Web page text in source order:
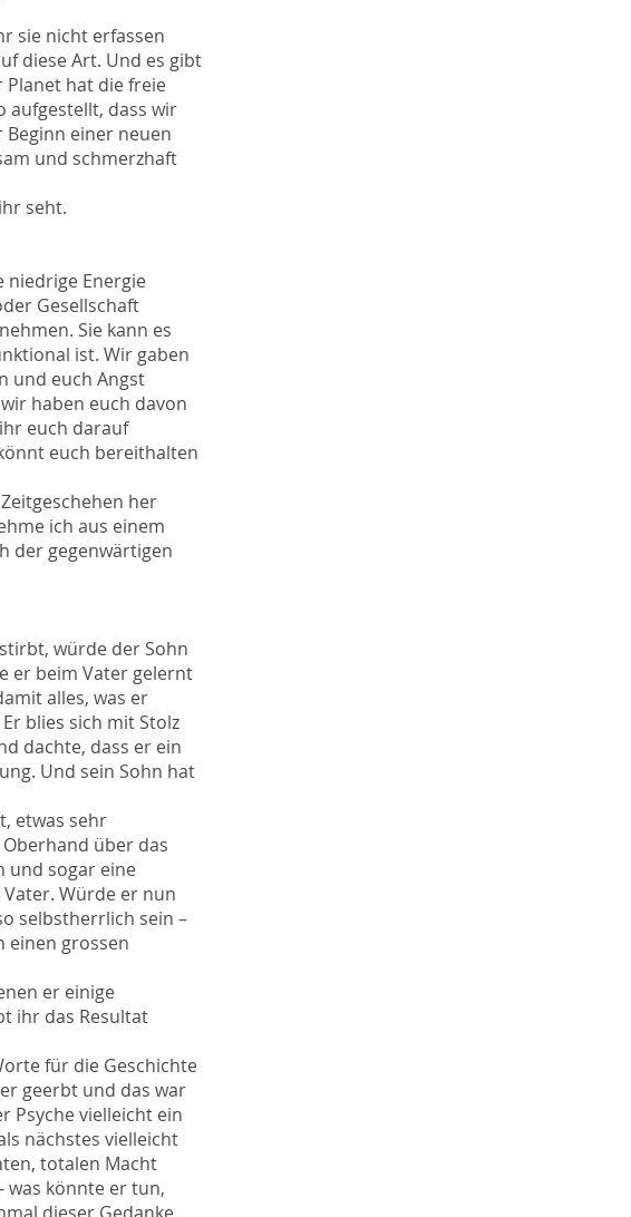
sie nicht erfassen
diese Art. Und es gibt
Planet hat die freie
aufgestellt, dass wir
einer neuen
und schmerzhaft
seht.
niedrige Energie
Gesellschaft
Sie kann es
ist. Wir gaben
und euch Angst
haben euch davon
euch darauf
euch bereithalten
her
ich aus einem
der gegenwärtigen
würde der Sohn
er beim Vater gelernt
alles, was er
blies sich mit Stolz
dachte, dass er ein
Und sein Sohn hat
etwas sehr
über das
und sogar eine
Würde er nun
selbstherrlich sein –
einen grossen
er einige
ihr das Resultat
für die Geschichte
geerbt und das war
Psyche vielleicht ein
nächstes vielleicht
totalen Macht
was könnte er tun,